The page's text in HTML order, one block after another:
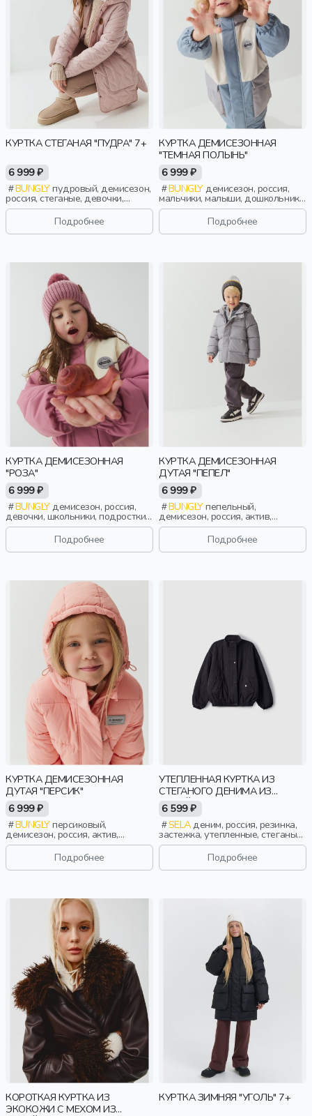
КУРТКА СТЕГАНАЯ "ПУДРА" 7+
6 999 ₽
BUNGLYпудровый, демисезон,
россия, стеганые, девочки,
школьники, подростки, дети
Подробнее
КУРТКА ДЕМИСЕЗОННАЯ
"ТЕМНАЯ ПОЛЫНЬ"
6 999 ₽
BUNGLYдемисезон, россия,
мальчики, малыши, дошкольники,
дети
Подробнее
КУРТКА ДЕМИСЕЗОННАЯ
"РОЗА"
6 999 ₽
BUNGLYдемисезон, россия,
девочки, школьники, подростки,
дети
Подробнее
КУРТКА ДЕМИСЕЗОННАЯ
ДУТАЯ "ПЕПЕЛ"
6 999 ₽
BUNGLYпепельный,
демисезон, россия, актив,
девочки, малыши, дошкольники,
Подробнее
КУРТКА ДЕМИСЕЗОННАЯ
ДУТАЯ "ПЕРСИК"
6 999 ₽
BUNGLYперсиковый,
демисезон, россия, актив,
девочки, малыши, дошкольники,
Подробнее
УТЕПЛЕННАЯ КУРТКА ИЗ
СТЕГАНОГО ДЕНИМА ИЗ
6 599 ₽
SELAденим, россия, резинка,
застежка, утепленные, стеганые,
кнопки, клапан, манжета,
свободные, воротник, объемные,
воротник-стойка, девочки,
старшеклассники, дети
Подробнее
КОРОТКАЯ КУРТКА ИЗ
ЭКОКОЖИ С МЕХОМ ИЗ
КУРТКА ЗИМНЯЯ "УГОЛЬ" 7+